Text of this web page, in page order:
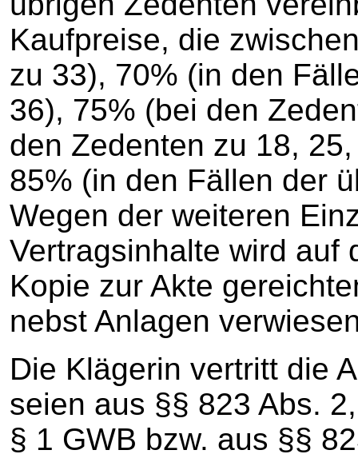
Kaufpreise, die
zu 33), 70% (in den
36), 75% (bei den
den Zedenten zu 18,
85% (in den Fällen der
Wegen der weiteren
Vertragsinhalte wird auf
Kopie zur Akte
nebst Anlagen
Die Klägerin vertritt die
seien aus §§ 823 Abs.
§ 1 GWB bzw. aus §§